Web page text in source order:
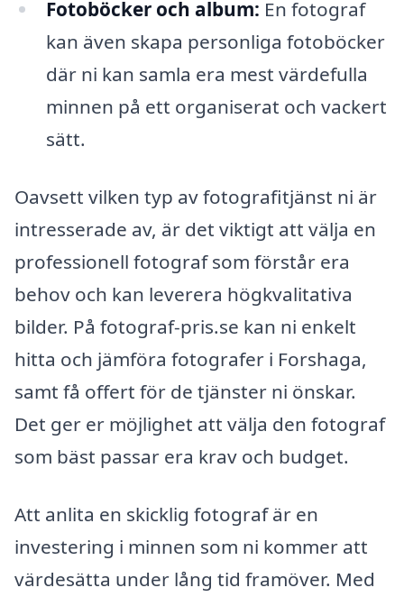
Fotoböcker och album: En fotograf
kan även skapa personliga fotoböcker
där ni kan samla era mest värdefulla
minnen på ett organiserat och vackert
sätt.
Oavsett vilken typ av fotografitjänst ni är
intresserade av, är det viktigt att välja en
professionell fotograf som förstår era
behov och kan leverera högkvalitativa
bilder. På fotograf-pris.se kan ni enkelt
hitta och jämföra fotografer i Forshaga,
samt få offert för de tjänster ni önskar.
Det ger er möjlighet att välja den fotograf
som bäst passar era krav och budget.
Att anlita en skicklig fotograf är en
investering i minnen som ni kommer att
värdesätta under lång tid framöver. Med